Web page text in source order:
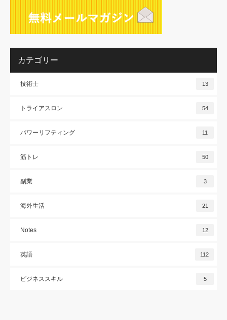
カテゴリー
技術士 13
トライアスロン 54
パワーリフティング 11
筋トレ 50
副業 3
海外生活 21
Notes 12
英語 112
ビジネススキル 5